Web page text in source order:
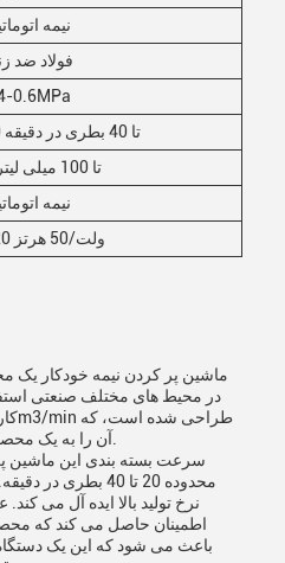
نیمه
فولاد ضد
0.6MPa
20 تا 40 بطری در دقیقه
5 تا 100 میلی لیتر
نیمه
220 ولت/50 هرتز
ماشین پر کردن نیمه خودکار یک
در محیط های مختلف صنعتی
سرعت بسته بندی این ماشین
محدوده 20 تا 40
اطمینان حاصل می کند که